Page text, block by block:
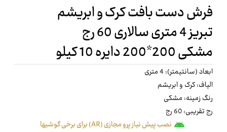
فرش دست بافت کرک و ابریشم
تبریز 4 متری سالاری 60 رج
مشکی 200*200 دایره 10 کیلو
ابعاد (سانتیمتر): 4 متری
الیاف: کرک و ابریشم
رنگ زمینه: مشکی
رج تقریبی: 60 رج
نصب پیش نیاز پرو مجازی (AR) برای برخی گوشیها